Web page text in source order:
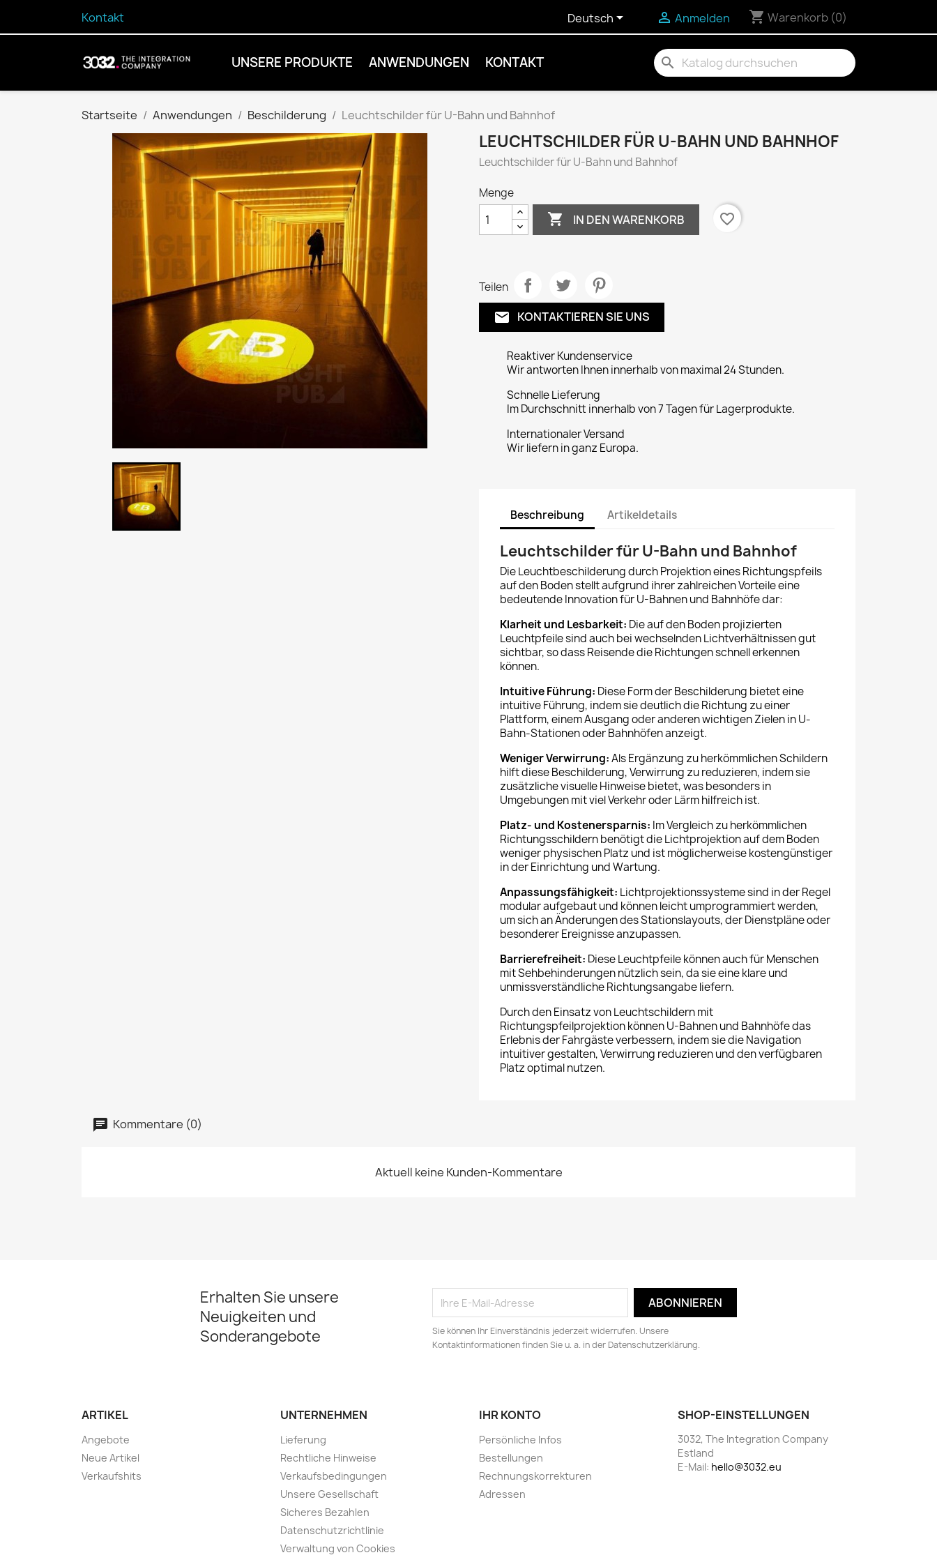
Kontakt Deutsch  Anmelden shopping_cart Warenkorb (0)
UNSERE PRODUKTE ANWENDUNGEN KONTAKT search
Startseite Anwendungen Beschilderung Leuchtschilder für U-Bahn und Bahnhof
LEUCHTSCHILDER FÜR U-BAHN UND BAHNHOF
Leuchtschilder für U-Bahn und Bahnhof
Menge
 IN DEN WARENKORB favorite_border
Teilen
email KONTAKTIEREN SIE UNS
Reaktiver Kundenservice
Wir antworten Ihnen innerhalb von maximal 24 Stunden.
Schnelle Lieferung
Im Durchschnitt innerhalb von 7 Tagen für Lagerprodukte.
Internationaler Versand
Wir liefern in ganz Europa.
Beschreibung Artikeldetails
Leuchtschilder für U-Bahn und Bahnhof
Die Leuchtbeschilderung durch Projektion eines Richtungspfeils
auf den Boden stellt aufgrund ihrer zahlreichen Vorteile eine
bedeutende Innovation für U-Bahnen und Bahnhöfe dar:
Klarheit und Lesbarkeit: Die auf den Boden projizierten
Leuchtpfeile sind auch bei wechselnden Lichtverhältnissen gut
sichtbar, so dass Reisende die Richtungen schnell erkennen
können.
Intuitive Führung: Diese Form der Beschilderung bietet eine
intuitive Führung, indem sie deutlich die Richtung zu einer
Plattform, einem Ausgang oder anderen wichtigen Zielen in U-
Bahn-Stationen oder Bahnhöfen anzeigt.
Weniger Verwirrung:Als Ergänzung zu herkömmlichen Schildern
hilft diese Beschilderung, Verwirrung zu reduzieren, indem sie
zusätzliche visuelle Hinweise bietet, was besonders in
Umgebungen mit viel Verkehr oder Lärm hilfreich ist.
Platz- und Kostenersparnis: Im Vergleich zu herkömmlichen
Richtungsschildern benötigt die Lichtprojektion auf dem Boden
weniger physischen Platz und ist möglicherweise kostengünstiger
in der Einrichtung und Wartung.
Anpassungsfähigkeit: Lichtprojektionssysteme sind in der Regel
modular aufgebaut und können leicht umprogrammiert werden,
um sich an Änderungen des Stationslayouts, der Dienstpläne oder
besonderer Ereignisse anzupassen.
Barrierefreiheit: Diese Leuchtpfeile können auch für Menschen
mit Sehbehinderungen nützlich sein, da sie eine klare und
unmissverständliche Richtungsangabe liefern.
Durch den Einsatz von Leuchtschildern mit
Richtungspfeilprojektion können U-Bahnen und Bahnhöfe das
Erlebnis der Fahrgäste verbessern, indem sie die Navigation
intuitiver gestalten, Verwirrung reduzieren und den verfügbaren
Platz optimal nutzen.
Kommentare (0)
Aktuell keine Kunden-Kommentare
Erhalten Sie unsere
Neuigkeiten und
Sonderangebote
Sie können Ihr Einverständnis jederzeit widerrufen. Unsere
Kontaktinformationen finden Sie u. a. in der Datenschutzerklärung.
ARTIKEL
Angebote
Neue Artikel
Verkaufshits
UNTERNEHMEN
Lieferung
Rechtliche Hinweise
Verkaufsbedingungen
Unsere Gesellschaft
Sicheres Bezahlen
Datenschutzrichtlinie
Verwaltung von Cookies
IHR KONTO
Persönliche Infos
Bestellungen
Rechnungskorrekturen
Adressen
SHOP-EINSTELLUNGEN
3032, The Integration Company
Estland
E-Mail: hello@3032.eu